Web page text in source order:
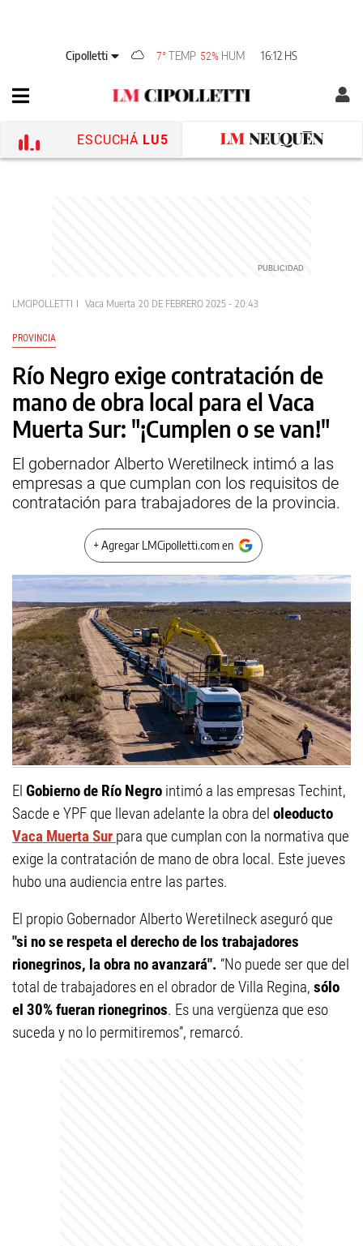
Cipolletti 7°TEMP 52% HUM 16:12 HS
ESCUCHÁ LU5
LMCIPOLLETTI Vaca Muerta 20 DE FEBRERO 2025 - 20:43
PROVINCIA
Río Negro exige contratación de
mano de obra local para el Vaca
Muerta Sur: "¡Cumplen o se van!"
El gobernador Alberto Weretilneck intimó a las
empresas a que cumplan con los requisitos de
contratación para trabajadores de la provincia.
+ Agregar LMCipolletti.com en
El Gobierno de Río Negro intimó a las empresas Techint,
Sacde e YPF que llevan adelante la obra del oleoducto
Vaca Muerta Sur para que cumplan con la normativa que
exige la contratación de mano de obra local. Este jueves
hubo una audiencia entre las partes.
El propio Gobernador Alberto Weretilneck aseguró que
"si no se respeta el derecho de los trabajadores
rionegrinos, la obra no avanzará". “No puede ser que del
total de trabajadores en el obrador de Villa Regina, sólo
el 30% fueran rionegrinos. Es una vergüenza que eso
suceda y no lo permitiremos”, remarcó.